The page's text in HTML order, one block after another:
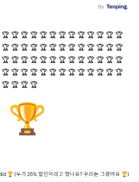
🏆 🏆 🏆 🏆 🏆 🏆 🏆 🏆 🏆 🏆 🏆 🏆
🏆 🏆 🏆 🏆 🏆 🏆 🏆 🏆 🏆 🏆 🏆 🏆
🏆 🏆 🏆 🏆 🏆 🏆 🏆 🏆 🏆 🏆 🏆 🏆
🏆 🏆 🏆 🏆 🏆 🏆 🏆 🏆 🏆 🏆 🏆 🏆
🏆 🏆 🏆